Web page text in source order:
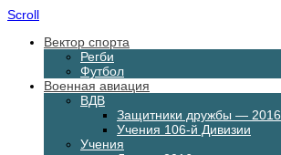
Scroll
Вектор спорта
Регби
Футбол
Военная авиация
ВДВ
Защитники дружбы — 2016
Учения 106-й Дивизии
Учения